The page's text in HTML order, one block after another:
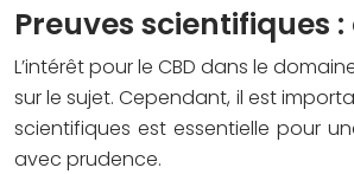
Preuves scientifiques
L’intérêt pour le CBD dans le
sur le sujet. Cependant, il est
scientifiques est essentielle pour
avec prudence.